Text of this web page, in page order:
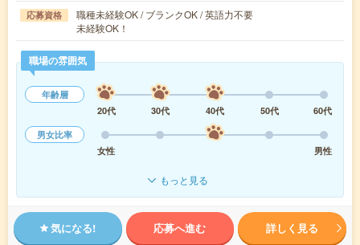
応募資格
職種未経験OK / ブランクOK / 英語力不要
未経験OK！
職場の雰囲気
年齢層
20代
30代 40代 50代
60代
男女比率
女性
男性
もっと見る
気になる! 応募へ進む 詳しく見る